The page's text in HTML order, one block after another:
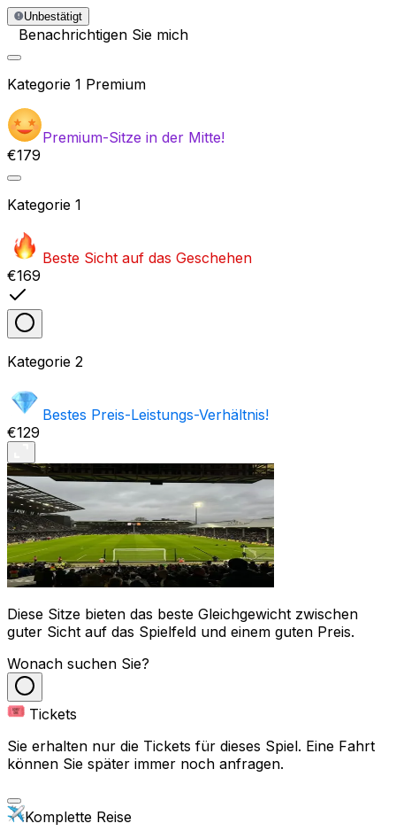
Unbestätigt
Benachrichtigen Sie mich
Kategorie 1 Premium
Premium-Sitze in der Mitte!
€179
Kategorie 1
Beste Sicht auf das Geschehen
€169
Kategorie 2
Bestes Preis-Leistungs-Verhältnis!
€129
Diese Sitze bieten das beste Gleichgewicht zwischen
guter Sicht auf das Spielfeld und einem guten Preis.
Wonach suchen Sie?
Tickets
Sie erhalten nur die Tickets für dieses Spiel. Eine Fahrt
können Sie später immer noch anfragen.
Komplette Reise